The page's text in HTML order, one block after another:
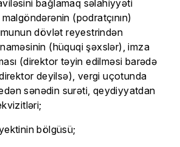
bağlamaq səlahiyyəti
malgöndərənin (podratçının)
dövlət reyestrindən
(hüquqi şəxslər), imza
(direktor təyin edilməsi barədə
deyilsə), vergi uçotunda
sənədin surəti, qeydiyyatdan
bölgüsü;